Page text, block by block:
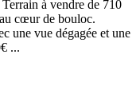
à vendre de 710
cœur de bouloc.
une vue dégagée et une
...